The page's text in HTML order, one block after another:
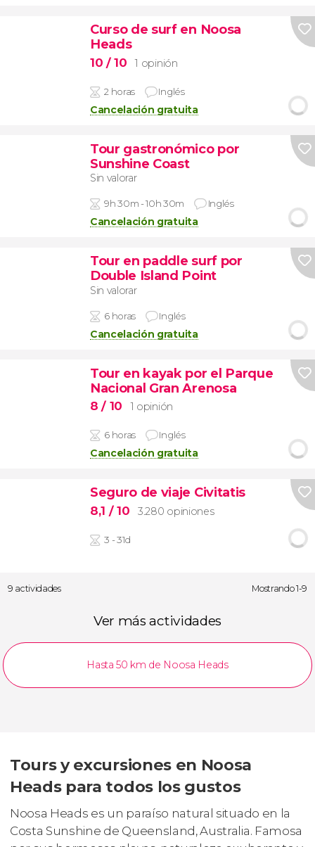
Curso de surf en Noosa
Heads
10 / 10 1 opinión
2 horas Inglés
Cancelación gratuita
Tour gastronómico por
Sunshine Coast
Sin valorar
9h 30m - 10h 30m Inglés
Cancelación gratuita
Tour en paddle surf por
Double Island Point
Sin valorar
6 horas Inglés
Cancelación gratuita
Tour en kayak por el Parque
Nacional Gran Arenosa
8/ 10 1 opinión
6 horas Inglés
Cancelación gratuita
Seguro de viaje Civitatis
8,1 / 10 3.280 opiniones
3 - 31d
9 actividades Mostrando 1-9
Ver más actividades
Hasta 50 km de Noosa Heads
Tours y excursiones en Noosa
Heads para todos los gustos
Noosa Heads es un paraíso natural situado en la
Costa Sunshine de Queensland, Australia. Famosa